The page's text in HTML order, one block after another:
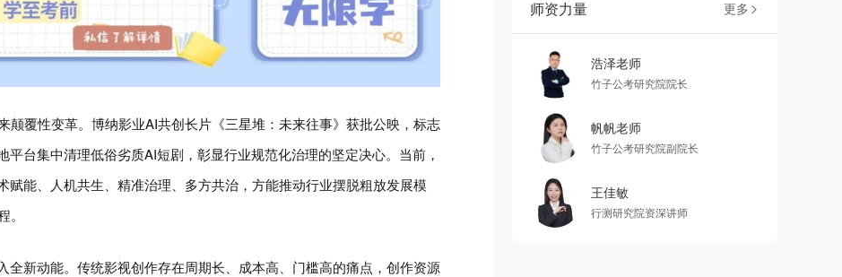
颠覆性变革。博纳影业AI共创长片《三星堆：未来往事》获批公映，标志
台集中清理低俗劣质AI短剧，彰显行业规范化治理的坚定决心。当前，
赋能、人机共生、精准治理、多方共治，方能推动行业摆脱粗放发展模
全新动能。传统影视创作存在周期长、成本高、门槛高的痛点，创作资源
师资力量 更多 
浩泽老师
竹子公考研究院院长
帆帆老师
竹子公考研究院副院长
王佳敏
行测研究院资深讲师